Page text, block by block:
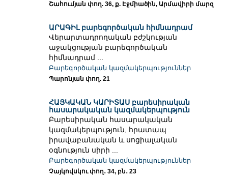
Շահումյան փող. 36, ք. Էջմիածին, Արմավիրի մարզ
ԱՐԱԳԻԼ բարեգործական հիմնադրամ
Վերարտադրողական բժշկության
աջակցության բարեգործական
հիմնադրամ ...
Բարեգործական կազմակերպություններ
Պարոնյան փող. 21
ՀԱՅԿԱԿԱՆ ԿԱՐԻՏԱՍ բարեսիրական
հասարակական կազմակերպություն
Բարեսիրական հասարակական
կազմակերպություն, հրատապ
իրավաբանական և սոցիալական
օգնություն սիրի ...
Բարեգործական կազմակերպություններ
Չայկովսկու փող․ 34, բն․ 23